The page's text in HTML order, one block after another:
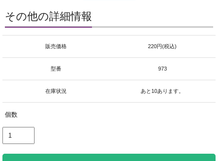
その他の詳細情報
販売価格 220円(税込)
型番 973
在庫状況 あと10あります。
個数